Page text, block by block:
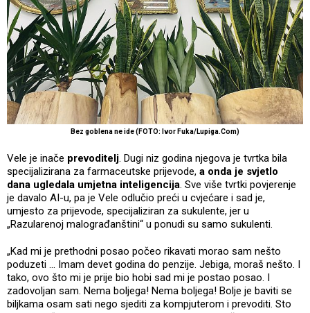
Bez goblena ne ide (FOTO: Ivor Fuka/Lupiga.Com)
Vele je inače prevoditelj. Dugi niz godina njegova je tvrtka bila
specijalizirana za farmaceutske prijevode, a onda je svjetlo
dana ugledala umjetna inteligencija. Sve više tvrtki povjerenje
je davalo AI-u, pa je Vele odlučio preći u cvjećare i sad je,
umjesto za prijevode, specijaliziran za sukulente, jer u
„Razularenoj malograđanštini“ u ponudi su samo sukulenti.
„Kad mi je prethodni posao počeo rikavati morao sam nešto
poduzeti ... Imam devet godina do penzije. Jebiga, moraš nešto. I
tako, ovo što mi je prije bio hobi sad mi je postao posao. I
zadovoljan sam. Nema boljega! Nema boljega! Bolje je baviti se
biljkama osam sati nego sjediti za kompjuterom i prevoditi. Sto